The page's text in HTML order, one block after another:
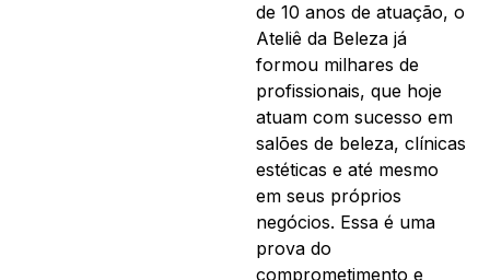
de 10 anos de atuação, o
Ateliê da Beleza já
formou milhares de
profissionais, que hoje
atuam com sucesso em
salões de beleza, clínicas
estéticas e até mesmo
em seus próprios
negócios. Essa é uma
prova do
comprometimento e